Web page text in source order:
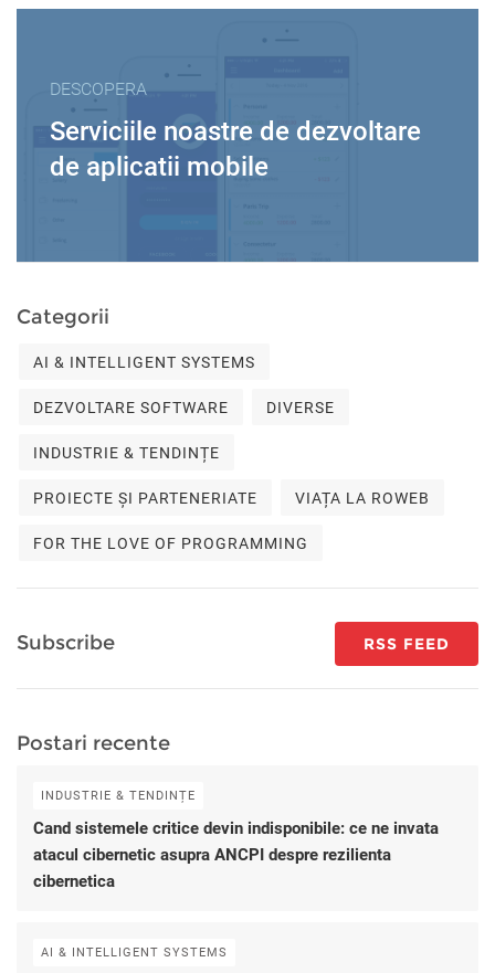
DESCOPERA
Serviciile noastre de dezvoltare
de aplicatii mobile
Categorii
AI & INTELLIGENT SYSTEMS
DEZVOLTARE SOFTWARE DIVERSE
INDUSTRIE & TENDINȚE
PROIECTE ȘI PARTENERIATE VIAȚA LA ROWEB
FOR THE LOVE OF PROGRAMMING
Subscribe RSS FEED
Postari recente
INDUSTRIE & TENDINȚE
Cand sistemele critice devin indisponibile: ce ne invata
atacul cibernetic asupra ANCPI despre rezilienta
cibernetica
AI & INTELLIGENT SYSTEMS